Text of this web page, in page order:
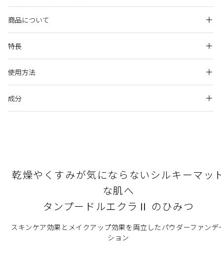
MAQUIA MAQUIAベストコスメ2024下半期パウダリーファンデ
ーション部門 1位
閉じる
商品について
感のある肌を実現するトリートメントパウダーファンデーショ
ンです。
使うたびに、乾燥や肌のくすみが気にならないつややかな肌へ
アレルギーテスト済み（すべての人にアレルギーが起きないというわけ
天然ローズオイルなどを調香した香り
原産地
特長
自ら描き出す、最高の輝きと彩り。ダイヤモンドの光に着目し
開発。
卓越した手応え
上質なつやとフォギーさを兼ね備えた、シルキーマットな仕
上がりを実現します。
美しい肌を演出します。
日中の肌変化に対応しながらテカリやヨレを防ぎ、くすみな
使用方法
お手持ちのスキンケアや化粧下地で肌を整えた後お使いくだ
さい。
紫外線防御効果のある化粧下地などとの併用をおすすめしま
成分
ｇ,トリエチルヘキサノイン,ラウロイルリシン,マカデミアナッ
ツ油ポリグリセリル－６エステルズベヘネート,ジフェニルシロ
キシフェニルトリメチコン,（ジメチコン／ビニルジメチコン）
ミン酸リシンＮａ,ラウリルベタイン,塩化Ｍｇ,トレハロース,Ｐ
バラエキス,トウキ根エキス,加水分解シルク,加水分解コンキオ
リン,シソ葉エキス,水添ポリデセン,ジメチコン,ジステアリルジ
乾燥やくすみが気にならないシルキーマッ
な肌へ
タンプードルエクラⅡ のひみつ
スキンケア効果とメイクアップ効果を両立したパウダーファンデ
ション